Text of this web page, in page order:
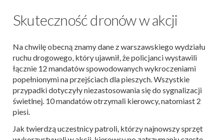
Skuteczność dronów w akcji
Na chwilę obecną znamy dane z warszawskiego wydziału
ruchu drogowego, który ujawnił, że policjanci wystawili
łącznie 12 mandatów spowodowanych wykroczeniami
popełnionymi na przejściach dla pieszych. Wszystkie
przypadki dotyczyły niezastosowania się do sygnalizacji
świetlnej. 10 mandatów otrzymali kierowcy, natomiast 2
piesi.
Jak twierdzą uczestnicy patroli, którzy najnowszy sprzęt